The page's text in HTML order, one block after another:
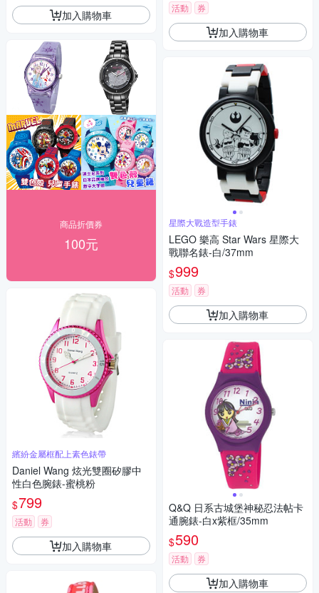
加入購物車
商品折價券
100元
繽紛金屬框配上素色錶帶
Daniel Wang 炫光雙圈矽膠中
性白色腕錶-蜜桃粉
$799
活動 券
加入購物車
活動 券
加入購物車
星際大戰造型手錶
LEGO 樂高 Star Wars 星際大
戰聯名錶-白/37mm
$999
活動 券
加入購物車
Q&Q 日系古城堡神秘忍法帖卡
通腕錶-白x紫框/35mm
$590
活動 券
加入購物車